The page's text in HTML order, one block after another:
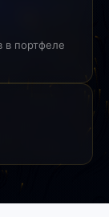
в портфеле